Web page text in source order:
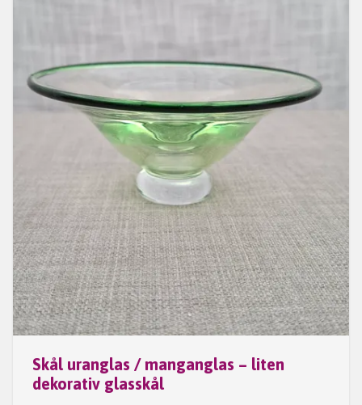
Skål uranglas / manganglas – liten
dekorativ glasskål